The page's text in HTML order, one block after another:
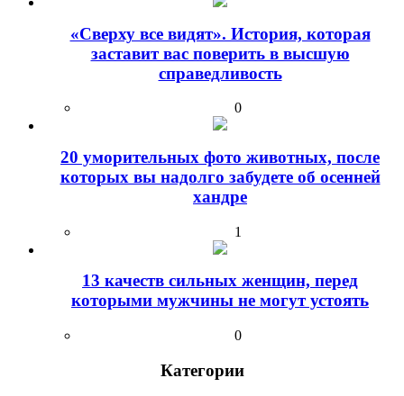
«Сверху все видят». История, которая
заставит вас поверить в высшую
справедливость
0
20 уморительных фото животных, после
которых вы надолго забудете об осенней
хандре
1
13 качеств сильных женщин, перед
которыми мужчины не могут устоять
0
Категории